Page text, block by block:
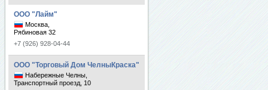
ООО "Лайм"
Москва,
Рябиновая 32
+7 (926) 928-04-44
ООО "Торговый Дом ЧелныКраска"
Набережные Челны,
Транспортный проезд, 10